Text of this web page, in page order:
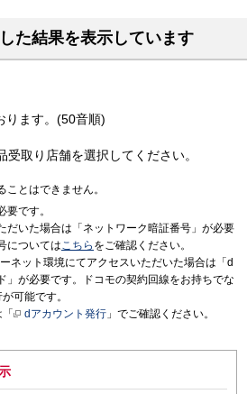
た結果を表示しています
ります。(50音順)
取り店舗を選択してください。
とはできません。
です。
だいた場合は「ネットワーク暗証番号」が必要
についてはこちら をご確認ください。
ネット環境にてアクセスいただいた場合は「d
」が必要です。ドコモの契約回線をお持ちでな
可能です。
dアカウント発行 」でご確認ください。